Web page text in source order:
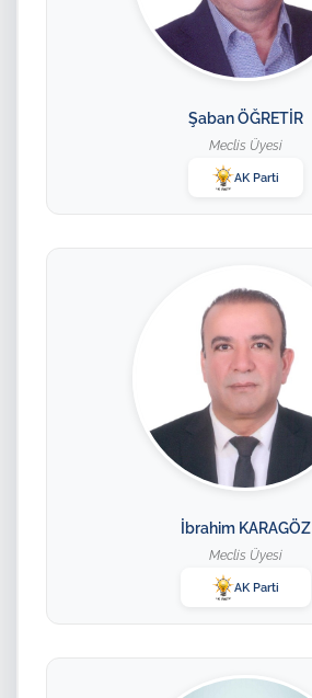
Şaban ÖĞRETİR
Meclis Üyesi
AK Parti
İbrahim KARAGÖZ
Meclis Üyesi
AK Parti